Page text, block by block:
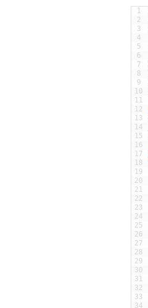
1
2
3
4
5
6
7
8
9
10
11
12
13
14
15
16
17
18
19
20
21
22
23
24
25
26
27
28
29
30
31
32
33
34